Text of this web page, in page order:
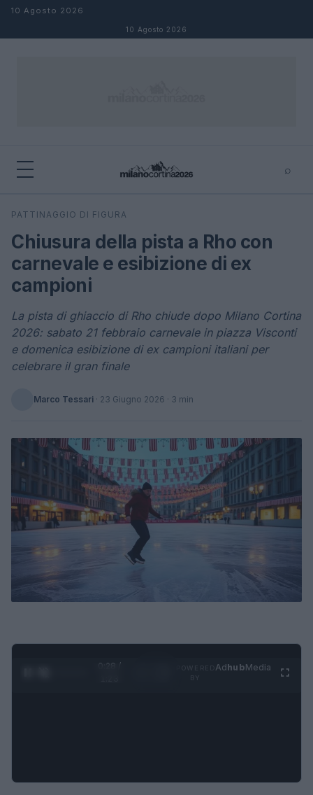
Salta al contenuto
10 Agosto 2026
10 Agosto 2026
⌕
Cerca
PATTINAGGIO DI FIGURA
Chiusura della pista a Rho con
carnevale e esibizione di ex
campioni
La pista di ghiaccio di Rho chiude dopo Milano Cortina
2026: sabato 21 febbraio carnevale in piazza Visconti
e domenica esibizione di ex campioni italiani per
celebrare il gran finale
Marco Tessari · 23 Giugno 2026 · 3 min
0:28 /
AdhubMedia